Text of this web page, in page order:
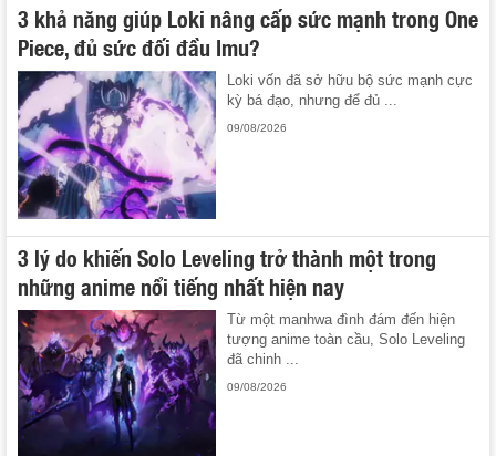
3 khả năng giúp Loki nâng cấp sức mạnh trong One
Piece, đủ sức đối đầu Imu?
Loki vốn đã sở hữu bộ sức mạnh cực
kỳ bá đạo, nhưng để đủ ...
09/08/2026
3 lý do khiến Solo Leveling trở thành một trong
những anime nổi tiếng nhất hiện nay
Từ một manhwa đình đám đến hiện
tượng anime toàn cầu, Solo Leveling
đã chinh ...
09/08/2026